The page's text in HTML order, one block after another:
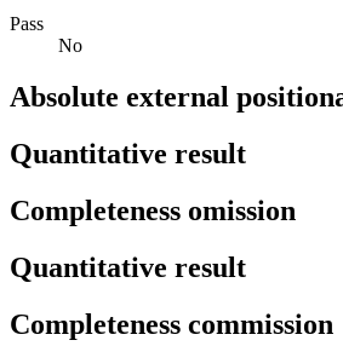
Pass
No
Absolute external
Quantitative result
Completeness omission
Quantitative result
Completeness commission